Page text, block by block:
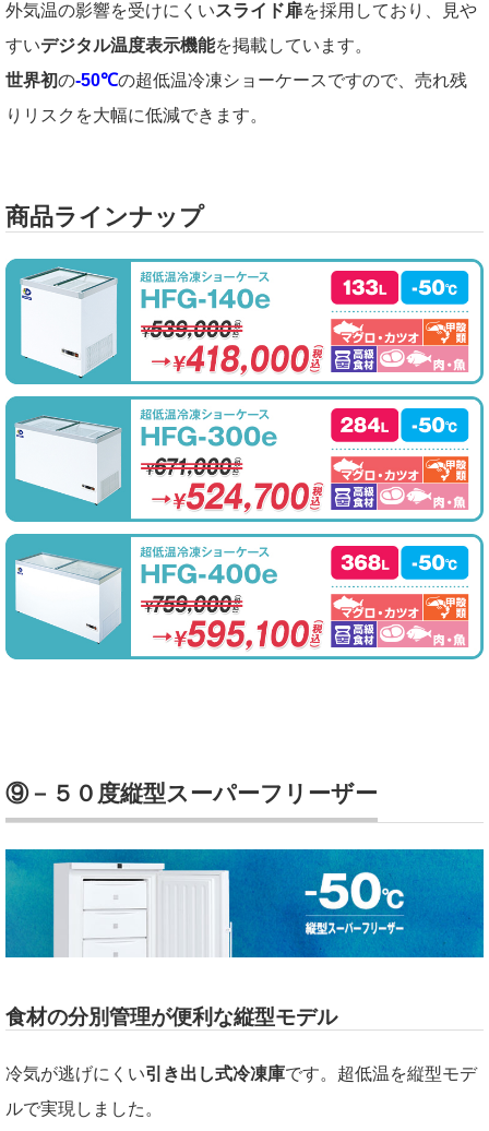
外気温の影響を受けにくいスライド扉を採用しており、見や
すいデジタル温度表示機能を掲載しています。
世界初の-50℃の超低温冷凍ショーケースですので、売れ残
りリスクを大幅に低減できます。
商品ラインナップ
⑨－５０度縦型スーパーフリーザー
食材の分別管理が便利な縦型モデル
冷気が逃げにくい引き出し式冷凍庫です。超低温を縦型モデ
ルで実現しました。